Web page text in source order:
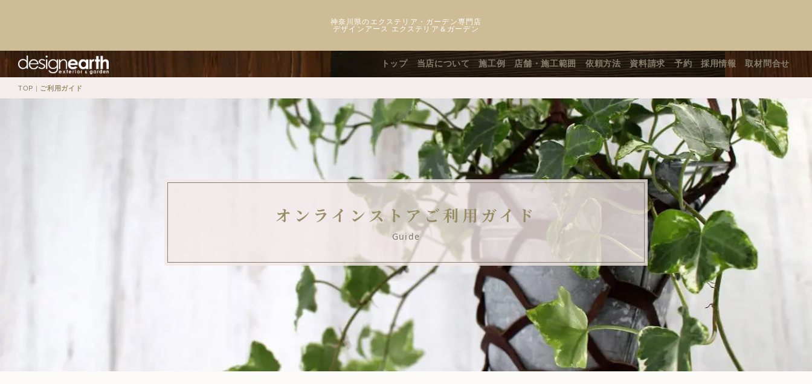
神奈川県のエクステリア・ガーデン専門店
デザインアース エクステリア＆ガーデン
トップ 当店について 施工例 店舗・施工範囲 依頼方法 資料請求 予約 採用情報 取材問合せ
TOP | ご利用ガイド
オンラインストアご利用ガイド
Guide